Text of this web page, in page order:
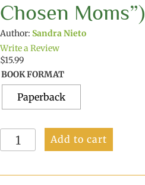
Chosen Moms”)
Author: Sandra Nieto
Write a Review
$15.99
BOOK FORMAT
Paperback
Niños
Especiales
Add to cart